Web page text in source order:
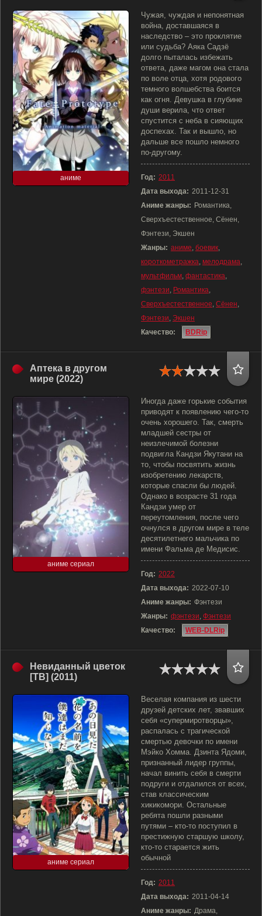
аниме
Чужая, чуждая и непонятная
война, доставшаяся в
наследство – это проклятие
или судьба? Аяка Садзё
долго пыталась избежать
ответа, даже магом она стала
по воле отца, хотя родового
темного волшебства боится
как огня. Девушка в глубине
души верила, что ответ
спустится с неба в сияющих
доспехах. Так и вышло, но
дальше все пошло немного
по-другому.
Год: 2011
Дата выхода: 2011-12-31
Аниме жанры: Романтика,
Сверхъестественное, Сёнен,
Фэнтези, Экшен
Жанры: аниме, боевик,
короткометражка, мелодрама,
мультфильм, фантастика,
фэнтези, Романтика,
Сверхъестественное, Сёнен,
Фэнтези, Экшен
Качество:
BDRip
Аптека в другом
мире (2022)
аниме сериал
Иногда даже горькие события
приводят к появлению чего-то
очень хорошего. Так, смерть
младшей сестры от
неизлечимой болезни
подвигла Кандзи Якутани на
то, чтобы посвятить жизнь
изобретению лекарств,
которые спасли бы людей.
Однако в возрасте 31 года
Кандзи умер от
переутомления, после чего
очнулся в другом мире в теле
десятилетнего мальчика по
имени Фальма де Медисис.
Год: 2022
Дата выхода: 2022-07-10
Аниме жанры: Фэнтези
Жанры: фэнтези, Фэнтези
Качество:
WEB-DLRip
Невиданный цветок
[ТВ] (2011)
аниме сериал
Веселая компания из шести
друзей детских лет, звавших
себя «супермиротворцы»,
распалась с трагической
смертью девочки по имени
Мэйко Хомма. Дзинта Ядоми,
признанный лидер группы,
начал винить себя в смерти
подруги и отдалился от всех,
став классическим
хикикомори. Остальные
ребята пошли разными
путями – кто-то поступил в
престижную старшую школу,
кто-то старается жить
обычной
Год: 2011
Дата выхода: 2011-04-14
Аниме жанры: Драма,